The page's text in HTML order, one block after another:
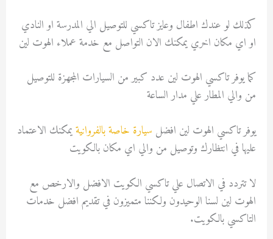
كذلك لو عندك اطفال وعايز تاكسي للتوصيل الي المدرسة او النادي
او اي مكان اخري يمكنك الان التواصل مع خدمة عملاء الهوت لين
كما يوفر تاكسي الهوت لين عدد كبير من السيارات المجهزة للتوصيل
من والي المطار علي مدار الساعة
يوفر تاكسي الهوت لين افضل سيارة خاصة بالفروانيةيمكنك الاعتماد
عليها في انتظارك وتوصيل من والي اي مكان بالكويت
لا تتردد في الاتصال علي تاكسي الكويت الافضل والارخص مع
الهوت لين لسنا الوحيدون ولكننا متميزون في تقديم افضل خدمات
التاكسي بالكويت.